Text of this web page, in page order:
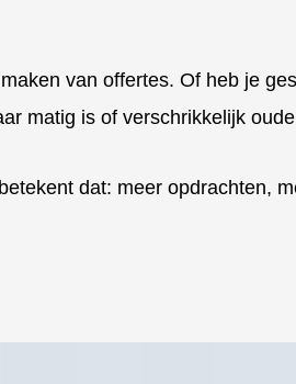
van offertes. Of heb je
matig is of verschrikkelijk
dat: meer opdrachten,